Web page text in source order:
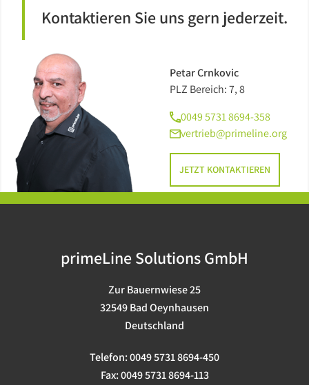
Kontaktieren Sie uns gern jederzeit.
Petar Crnkovic
PLZ Bereich: 7, 8
0049 5731 8694-358
vertrieb@primeline.org
JETZT KONTAKTIEREN
primeLine Solutions GmbH
Zur Bauernwiese 25
32549 Bad Oeynhausen
Deutschland
Telefon:0049 5731 8694-450
Fax:0049 5731 8694-113